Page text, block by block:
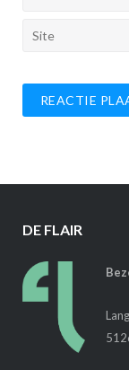
DE FLAIR